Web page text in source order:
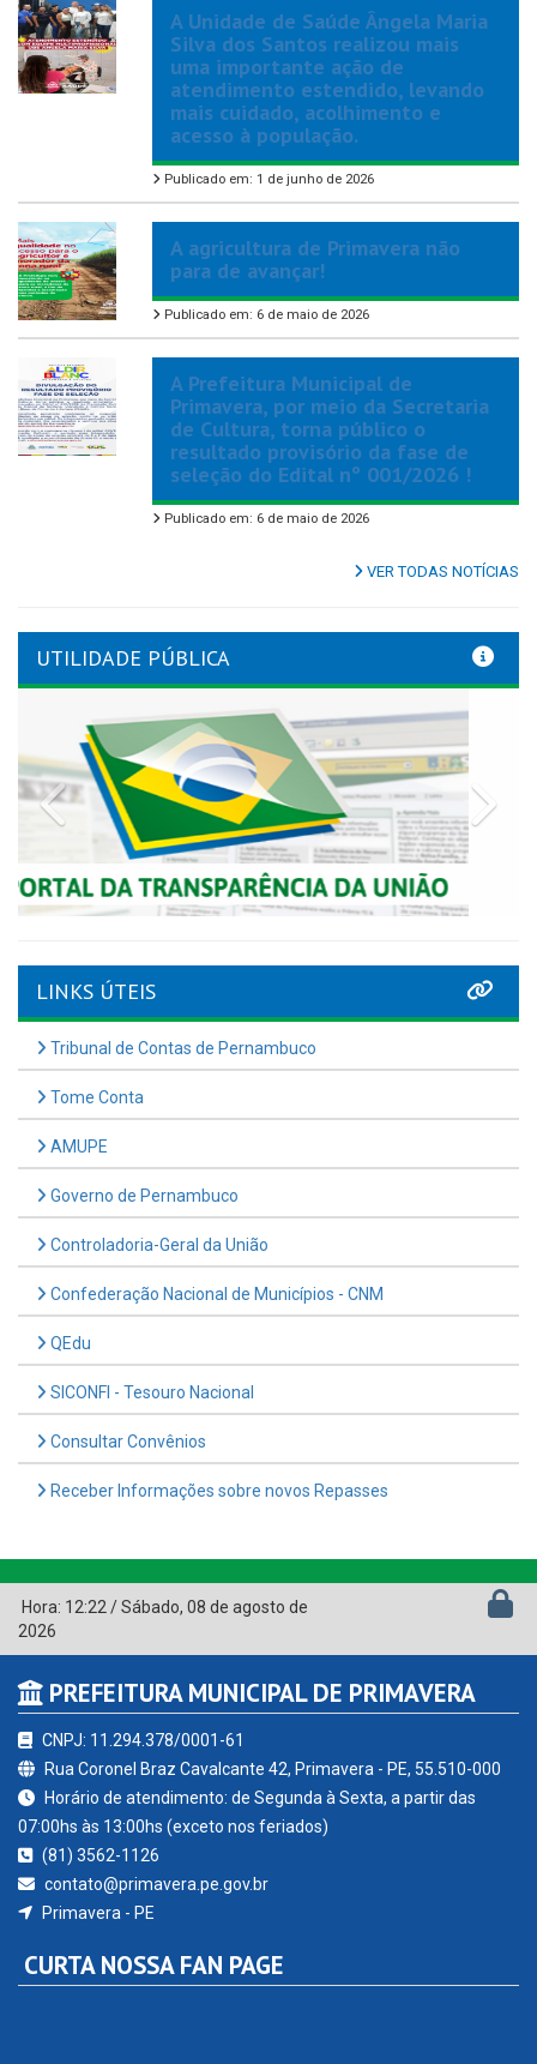
A Unidade de Saúde Ângela Maria
Silva dos Santos realizou mais
uma importante ação de
atendimento estendido, levando
mais cuidado, acolhimento e
acesso à população.
Publicado em: 1 de junho de 2026
A agricultura de Primavera não
para de avançar!
Publicado em: 6 de maio de 2026
A Prefeitura Municipal de
Primavera, por meio da Secretaria
de Cultura, torna público o
resultado provisório da fase de
seleção do Edital nº 001/2026 !
Publicado em: 6 de maio de 2026
VER TODAS NOTÍCIAS
UTILIDADE PÚBLICA
Previous
LINKS ÚTEIS
Tribunal de Contas de Pernambuco
Tome Conta
AMUPE
Governo de Pernambuco
Controladoria-Geral da União
Confederação Nacional de Municípios - CNM
QEdu
SICONFI - Tesouro Nacional
Consultar Convênios
Receber Informações sobre novos Repasses
Hora: 12:22 /Sábado, 08 de agosto de
2026
PREFEITURA MUNICIPAL DE PRIMAVERA
CNPJ: 11.294.378/0001-61
Rua Coronel Braz Cavalcante 42, Primavera - PE, 55.510-000
Horário de atendimento: de Segunda à Sexta, a partir das
07:00hs às 13:00hs (exceto nos feriados)
(81) 3562-1126
contato@primavera.pe.gov.br
Primavera - PE
CURTA NOSSA FAN PAGE